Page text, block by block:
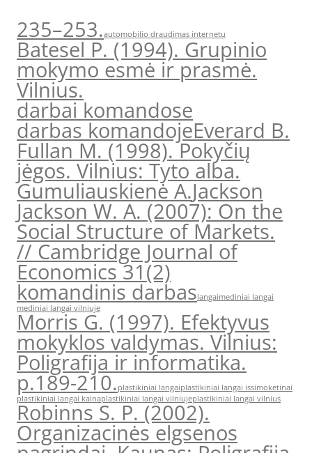
235–253.automobilio draudimas internetu
Batesel P. (1994). Grupinio
mokymo esmė ir prasmė.
Vilnius.
darbai komandose
darbas komandojeEverard B.
Fullan M. (1998). Pokyčių
jėgos. Vilnius: Tyto alba.
Gumuliauskienė A.Jackson
Jackson W. A. (2007): On the
Social Structure of Markets.
// Cambridge Journal of
Economics 31(2)
komandinis darbaslangaimediniai langai
mediniai langai vilniuje
Morris G. (1997). Efektyvus
mokyklos valdymas. Vilnius:
Poligrafija ir informatika.
p.189-210. plastikiniai langaiplastikiniai langai issimoketinai
plastikiniai langai kainaplastikiniai langai vilniujeplastikiniai langai vilnius
Robinns S. P. (2002).
Organizacinės elgsenos